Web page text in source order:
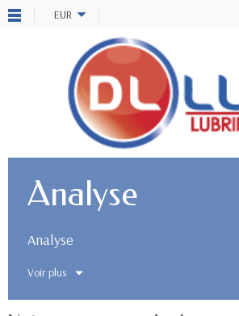
EUR
Analyse
Analyse
Voir plus